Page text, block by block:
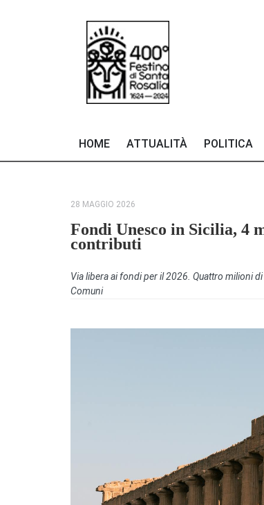
HOME ATTUALITÀ POLITICA
28 MAGGIO 2026
Fondi Unesco in Sicilia, 4
contributi
Via libera ai fondi per il 2026. Quattro milioni
Comuni